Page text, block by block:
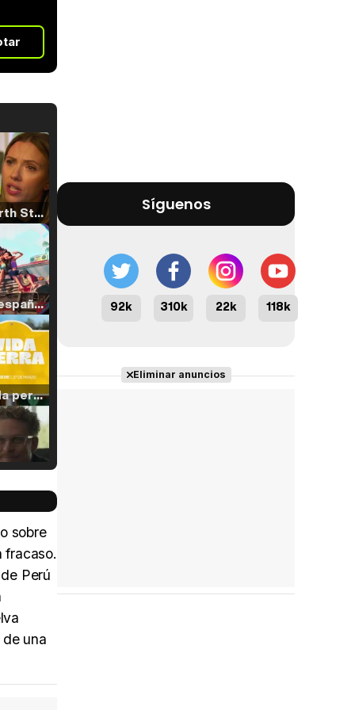
Tráiler 'North Star' (2023)
Tráiler en español de 'La isla olvidada'
Tráiler 'Vida perra' (2026)
Tráiler en español 'Outcome' (2026)
sobre
fracaso.
Perú
una
Síguenos
92k 310k 22k 118k
Eliminar anuncios